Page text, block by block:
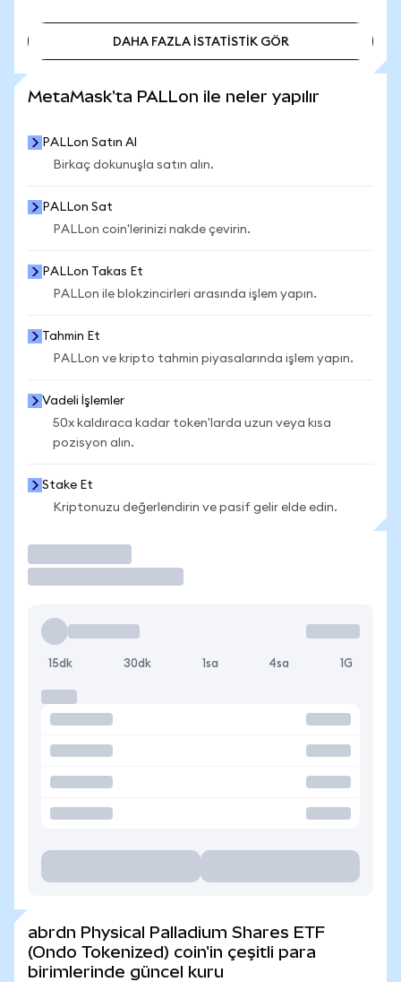
DAHA FAZLA İSTATİSTİK GÖR
MetaMask'ta PALLon ile neler yapılır
PALLon Satın Al
Birkaç dokunuşla satın alın.
PALLon Sat
PALLon coin'lerinizi nakde çevirin.
PALLon Takas Et
PALLon ile blokzincirleri arasında işlem yapın.
Tahmin Et
PALLon ve kripto tahmin piyasalarında işlem yapın.
Vadeli İşlemler
50x kaldıraca kadar token'larda uzun veya kısa
pozisyon alın.
Stake Et
Kriptonuzu değerlendirin ve pasif gelir elde edin.
15dk 30dk 1sa 4sa 1G
abrdn Physical Palladium Shares ETF
(Ondo Tokenized) coin'in çeşitli para
birimlerinde güncel kuru